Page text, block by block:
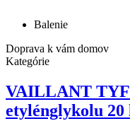
Balenie
Doprava k vám domov
Kategórie
VAILLANT
etylénglykolu 20